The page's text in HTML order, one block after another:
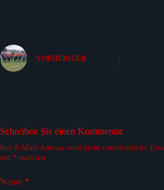
VORHERIGER
Schreiben Sie einen Kommentar
Ihre E-Mail-Adresse wird nicht veröffentlicht.
mit * markiert
Name *